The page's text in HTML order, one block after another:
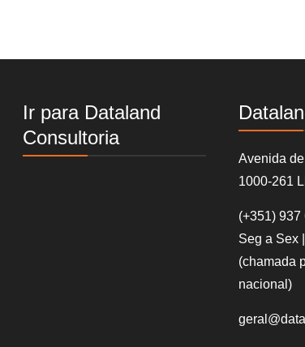
Ir para Dataland
Consultoria
Avenida de
1000-261
(+351) 937
Seg a Sex
(chamada
nacional)